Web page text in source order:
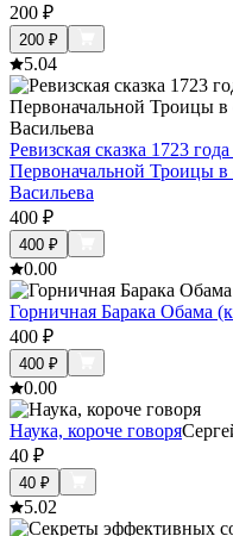
200 ₽
200 ₽
5.04
Ревизская сказка 1723
Первоначальной Троицы в
Васильева
400 ₽
400 ₽
0.00
Горничная Барака Обама
400 ₽
400 ₽
0.00
Наука, короче говоря
40 ₽
40 ₽
5.02